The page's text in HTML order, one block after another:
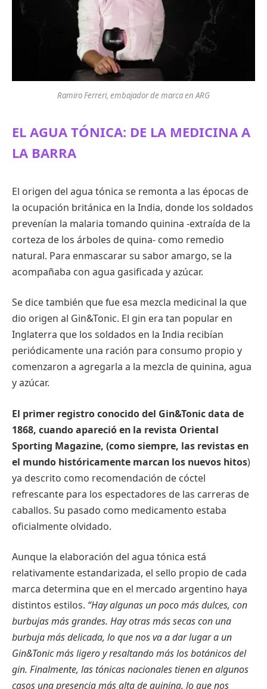
Ramiro Ferreri, embajador de marca en ARG
EL AGUA TÓNICA: DE LA MEDICINA A
LA BARRA
El origen del agua tónica se remonta a las épocas de
la ocupación británica en la India, donde los soldados
prevenían la malaria tomando quinina -extraída de la
corteza de los árboles de quina- como remedio
natural. Para enmascarar su sabor amargo, se la
acompañaba con agua gasificada y azúcar.
Se dice también que fue esa mezcla medicinal la que
dio origen al Gin&Tonic. El gin era tan popular en
Inglaterra que los soldados en la India recibían
periódicamente una ración para consumo propio y
comenzaron a agregarla a la mezcla de quinina, agua
y azúcar.
El primer registro conocido del Gin&Tonic data de
1868, cuando apareció en la revista Oriental
Sporting Magazine, (como siempre, las revistas en
el mundo históricamente marcan los nuevos hitos)
ya descrito como recomendación de cóctel
refrescante para los espectadores de las carreras de
caballos. Su pasado como medicamento estaba
oficialmente olvidado.
Aunque la elaboración del agua tónica está
relativamente estandarizada, el sello propio de cada
marca determina que en el mercado argentino haya
distintos estilos. “Hay algunas un poco más dulces, con
burbujas más grandes. Hay otras más secas con una
burbuja más delicada, lo que nos va a dar lugar a un
Gin&Tonic más ligero y resaltando más los botánicos del
gin. Finalmente, las tónicas nacionales tienen en algunos
casos una presencia más alta de quinina, lo que nos